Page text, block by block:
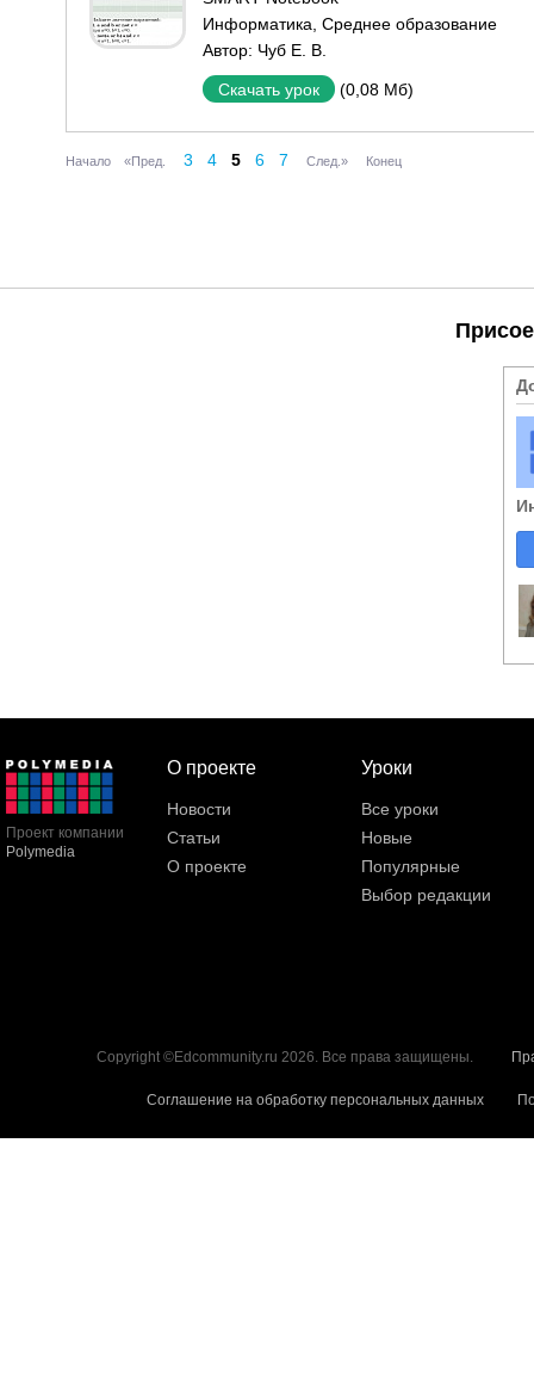
Информатика Среднее образование
Автор: Чуб Е. В.
Скачать урок (0,08 Мб)
Начало «Пред. 3 4 5 6 7 След.» Конец
Проект компании
Polymedia
О проекте
Новости
Статьи
О проекте
Уроки
Все уроки
Новые
Популярные
Выбор редакции
Copyright ©Edcommunity.ru 2026. Все права защищены.
Соглашение на обработку персональных данных